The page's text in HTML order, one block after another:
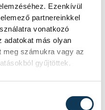
Ezenkívül
partnereinkkel
vonatkozó
adatokat más olyan
meg számukra vagy az
gyűjtöttek.